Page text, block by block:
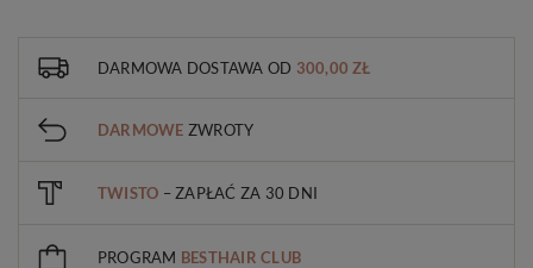
DARMOWA DOSTAWA OD 300,00 ZŁ
DARMOWE ZWROTY
TWISTO – ZAPŁAĆ ZA 30 DNI
PROGRAM BESTHAIR CLUB